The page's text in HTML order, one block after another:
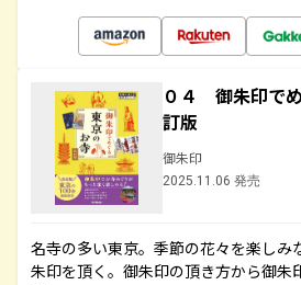
０４ 御朱印で
訂版
御朱印
2025.11.06 発売
名寺の多い東京。季節の花々を楽しみ
朱印を頂く。御朱印の頂き方から御朱